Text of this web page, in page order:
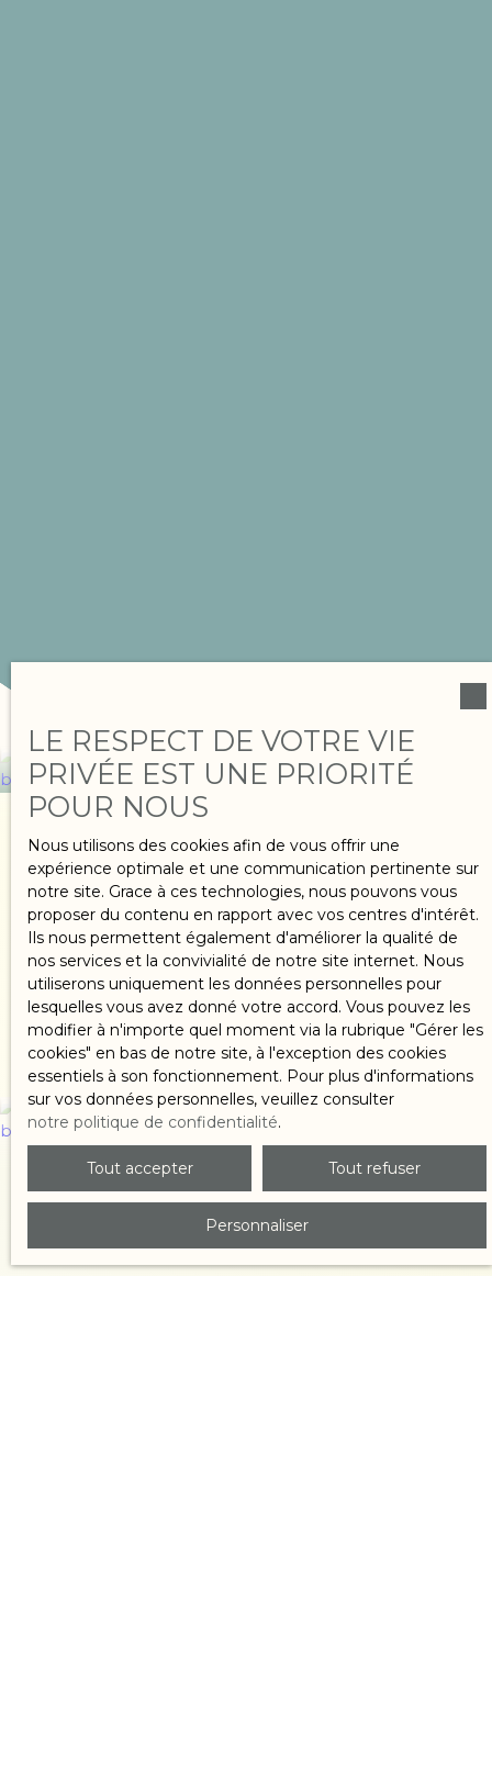
Acheter
un bien
LE RESPECT DE VOTRE VIE
PRIVÉE EST UNE PRIORITÉ
POUR NOUS
Nous utilisons des cookies afin de vous offrir une
expérience optimale et une communication pertinente sur
notre site. Grace à ces technologies, nous pouvons vous
proposer du contenu en rapport avec vos centres d'intérêt.
Ils nous permettent également d'améliorer la qualité de
nos services et la convivialité de notre site internet. Nous
utiliserons uniquement les données personnelles pour
lesquelles vous avez donné votre accord. Vous pouvez les
modifier à n'importe quel moment via la rubrique ″Gérer les
cookies″ en bas de notre site, à l'exception des cookies
essentiels à son fonctionnement. Pour plus d'informations
sur vos données personnelles, veuillez consulter
notre politique de confidentialité.
Tout accepter Tout refuser
Personnaliser